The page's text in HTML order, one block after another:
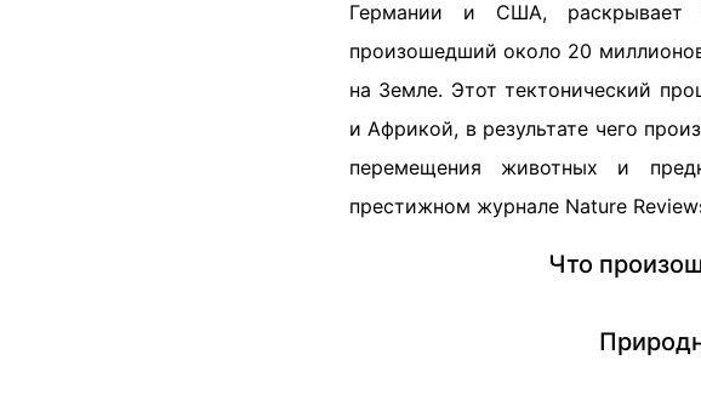
Германии и США, раскрывает
произошедший около 20
на Земле. Этот тектонический
и Африкой, в результате чего
перемещения животных и
престижном журнале Nature
Что